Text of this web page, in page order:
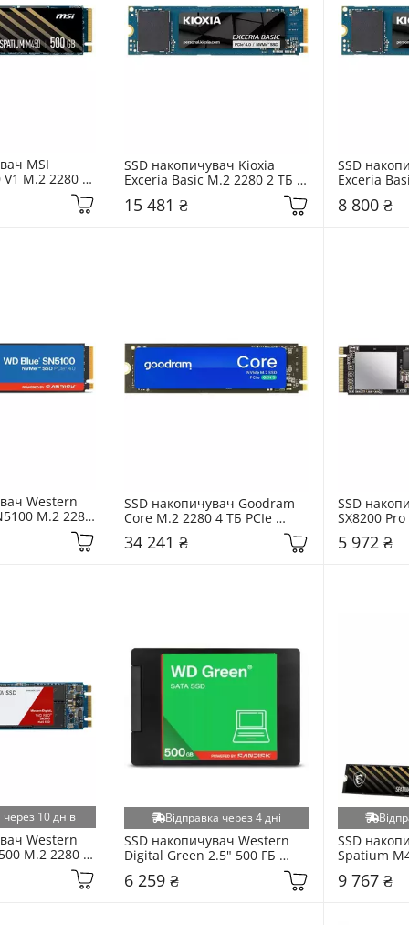
MSI
M.2 2280
SSD накопичувач Kioxia
Exceria Basic M.2 2280 2 ТБ
PCIe NVMe (LSF10Z002TG8)
15 481 ₴
SSD
Exceria
PCIe
8 800 ₴
Western
M.2 2280
SSD накопичувач Goodram
Core M.2 2280 4 ТБ PCIe
NVMe (SSDR-GRC01-4K0-80)
34 241 ₴
SSD
SX8200
512GT-C)
5 972 ₴
10 днів
Western
M.2 2280
Відправка через 4 дні
SSD накопичувач Western
Digital Green 2.5" 500 ГБ
6 259 ₴
SSD
Spatium
PCIe
9 767 ₴